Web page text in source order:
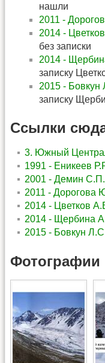
нашли
2011 -
2014 -
без записки
2014 -
записку
2015 - Бовкун
записку
Ссылки
3. Южный
1991 - Еникеев
2001 - Демин
2011 - Дорогова
2014 - Цветков
2014 - Щербина
2015 - Бовкун
Фотографии